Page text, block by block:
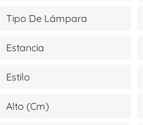
Tipo De Lámpara
Estancia
Estilo
Alto (cm)